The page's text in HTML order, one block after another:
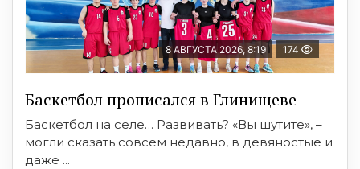
8 АВГУСТА 2026, 8:19 174
Баскетбол прописался в Глинищеве
Баскетбол на селе… Развивать? «Вы шутите», –
могли сказать совсем недавно, в девяностые и
даже ...